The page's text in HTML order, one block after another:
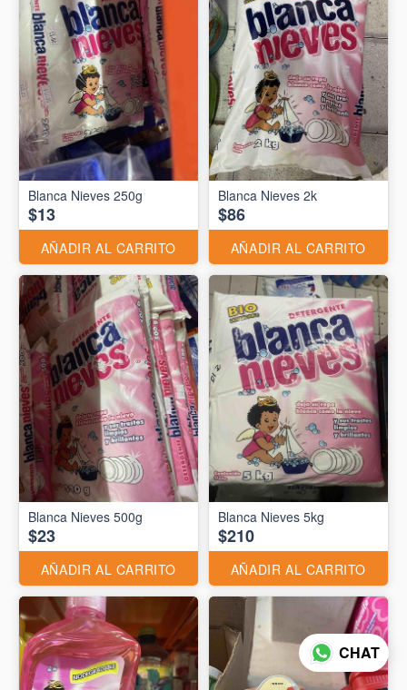
Blanca Nieves 250g
$13
AÑADIR AL CARRITO
Blanca Nieves 2k
$86
AÑADIR AL CARRITO
Blanca Nieves 500g
$23
AÑADIR AL CARRITO
Blanca Nieves 5kg
$210
AÑADIR AL CARRITO
CHAT